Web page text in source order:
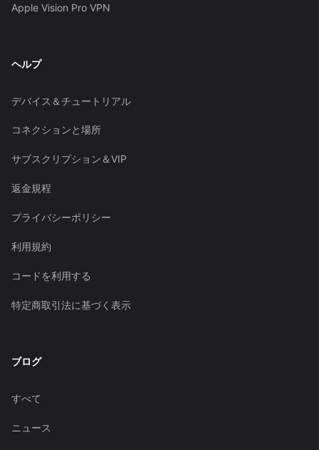
Apple Vision Pro VPN
ヘルプ
デバイス＆チュートリアル
コネクションと場所
サブスクリプション＆VIP
返金規程
プライバシーポリシー
利用規約
コードを利用する
特定商取引法に基づく表示
ブログ
すべて
ニュース